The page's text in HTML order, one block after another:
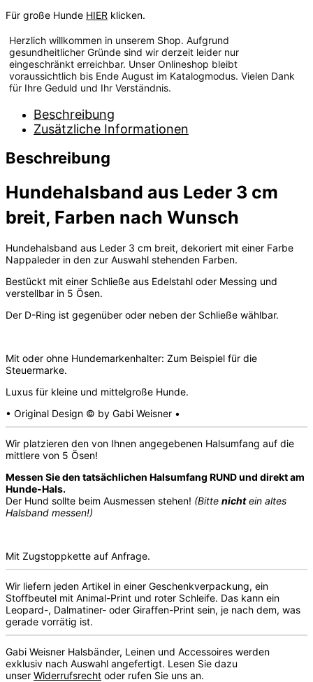
Für große Hunde HIER klicken.
Herzlich willkommen in unserem Shop. Aufgrund
gesundheitlicher Gründe sind wir derzeit leider nur
eingeschränkt erreichbar. Unser Onlineshop bleibt
voraussichtlich bis Ende August im Katalogmodus. Vielen Dank
für Ihre Geduld und Ihr Verständnis.
Beschreibung
Zusätzliche Informationen
Beschreibung
Hundehalsband aus Leder 3 cm
breit, Farben nach Wunsch
Hundehalsband aus Leder 3 cm breit, dekoriert mit einer Farbe
Nappaleder in den zur Auswahl stehenden Farben.
Bestückt mit einer Schließe aus Edelstahl oder Messing und
verstellbar in 5 Ösen.
Der D-Ring ist gegenüber oder neben der Schließe wählbar.
Mit oder ohne Hundemarkenhalter: Zum Beispiel für die
Steuermarke.
Luxus für kleine und mittelgroße Hunde.
• Original Design © by Gabi Weisner •
Wir platzieren den von Ihnen angegebenen Halsumfang auf die
mittlere von 5 Ösen!
Messen Sie den tatsächlichen Halsumfang RUND und direkt am
Hunde-Hals.
Der Hund sollte beim Ausmessen stehen! (Bitte nichtein altes
Halsband messen!)
Mit Zugstoppkette auf Anfrage.
Wir liefern jeden Artikel in einer Geschenkverpackung, ein
Stoffbeutel mit Animal-Print und roter Schleife. Das kann ein
Leopard-, Dalmatiner- oder Giraffen-Print sein, je nach dem, was
gerade vorrätig ist.
Gabi Weisner Halsbänder, Leinen und Accessoires werden
exklusiv nach Auswahl angefertigt. Lesen Sie dazu
unser Widerrufsrecht oder rufen Sie uns an.